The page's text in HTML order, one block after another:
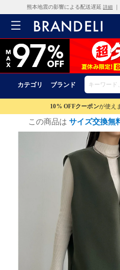
熊本地震の影響による配送遅延 詳細
カテゴリ ブランド
10% OFFクーポンが使え
この商品は サイズ交換無